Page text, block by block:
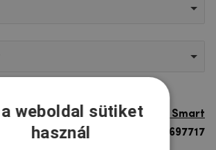
Huawei P Smart
8596579697717
a weboldal sütiket
használ